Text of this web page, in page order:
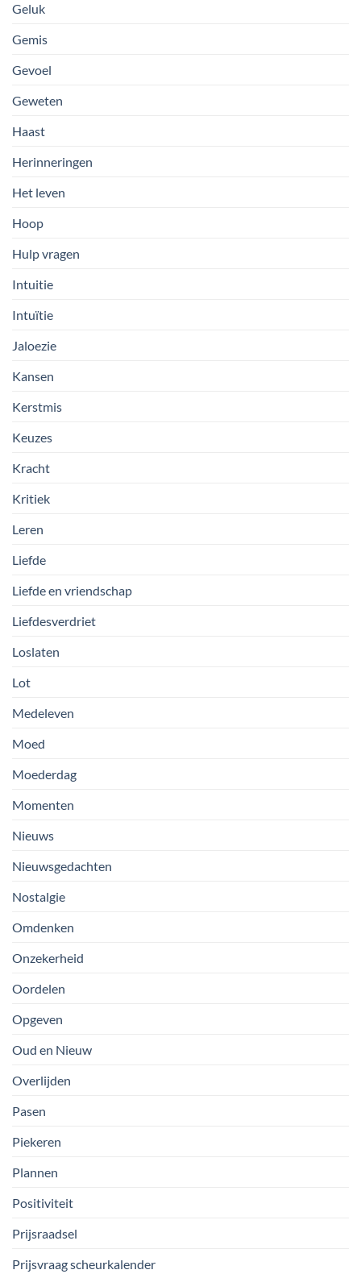
Geluk
Gemis
Gevoel
Geweten
Haast
Herinneringen
Het leven
Hoop
Hulp vragen
Intuitie
Intuïtie
Jaloezie
Kansen
Kerstmis
Keuzes
Kracht
Kritiek
Leren
Liefde
Liefde en vriendschap
Liefdesverdriet
Loslaten
Lot
Medeleven
Moed
Moederdag
Momenten
Nieuws
Nieuwsgedachten
Nostalgie
Omdenken
Onzekerheid
Oordelen
Opgeven
Oud en Nieuw
Overlijden
Pasen
Piekeren
Plannen
Positiviteit
Prijsraadsel
Prijsvraag scheurkalender